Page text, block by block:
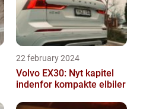
22 february 2024
Volvo EX30: Nyt kapitel
indenfor kompakte elbiler